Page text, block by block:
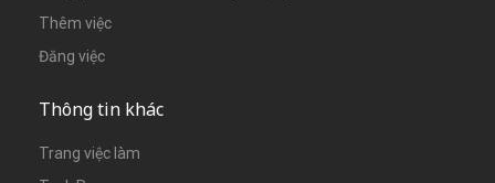
Thêm việc
Đăng việc
Thông tin khác
Trang việc làm